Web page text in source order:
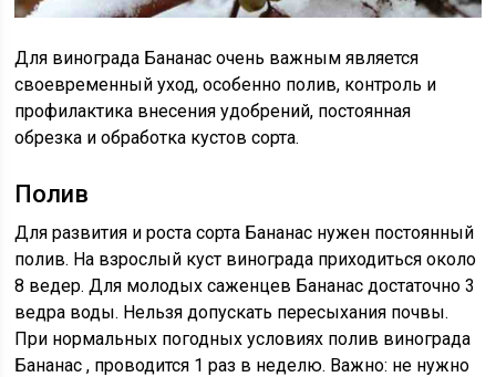
Для винограда Бананас очень важным является
своевременный уход, особенно полив, контроль и
профилактика внесения удобрений, постоянная
обрезка и обработка кустов сорта.
Полив
Для развития и роста сорта Бананас нужен постоянный
полив. На взрослый куст винограда приходиться около
8 ведер. Для молодых саженцев Бананас достаточно 3
ведра воды. Нельзя допускать пересыхания почвы.
При нормальных погодных условиях полив винограда
Бананас , проводится 1 раз в неделю. Важно: не нужно